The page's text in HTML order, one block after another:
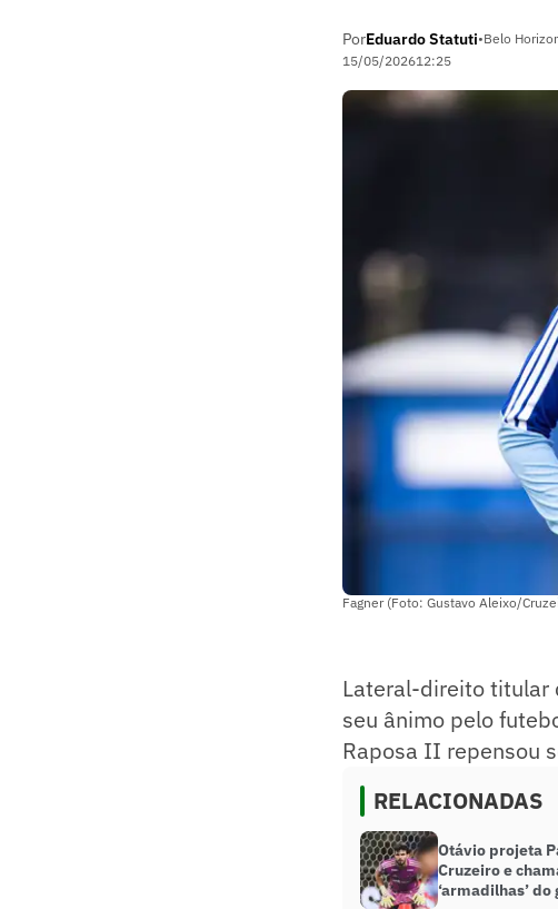
PorEduardo Statuti•Belo
15/05/202612:25
Fagner (Foto: Gustavo Aleixo/
Lateral-direito titular
seu ânimo pelo
Raposa II repensou
RELACIONADAS
Otávio projeta
Cruzeiro e
‘armadilhas’